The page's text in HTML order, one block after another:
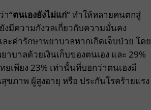
า“ตนเองยังไม่แก่”ทำให้หลายคนตกสู่
งมีความกังวลเกี่ยวกับความมั่นคง
ะค่ารักษาพยาบาลหากเกิดเจ็บป่วย โดย
บาลด้วยเงินเก็บของตนเอง และ 29%
เพียง 23% เท่านั้นที่บอกว่าตนเองมี
ขภาพ ผู้สูงอายุ หรือ ประกันโรคร้ายแรง